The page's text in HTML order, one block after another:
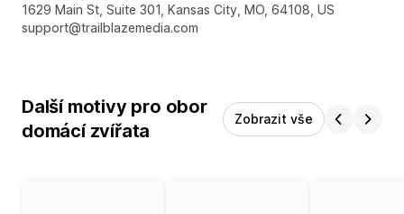
Kontaktní údaje designéra
1629 Main St, Suite 301, Kansas City, MO, 64108, US
support@trailblazemedia.com
Další motivy pro obor
domácí zvířata
Zobrazit vše